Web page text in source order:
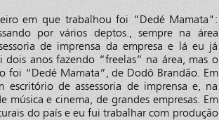
em que trabalhou foi "Dedé Mamata":
por vários deptos., sempre na área
de imprensa da empresa e lá eu já
anos fazendo “freelas” na área, mas o
foi “Dedé Mamata”, de Dodô Brandão. Em
de assessoria de imprensa e, na
e cinema, de grandes empresas. Em
do país e eu fui trabalhar com produção